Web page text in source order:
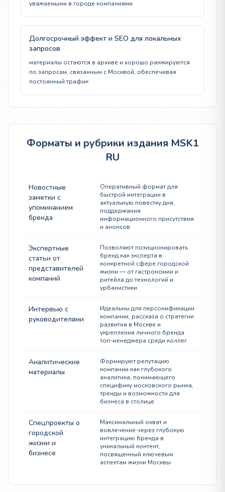
уважаемыми в городе компаниями
Долгосрочный эффект и SEO для локальных
запросов
материалы остаются в архиве и хорошо ранжируются
по запросам, связанным с Москвой, обеспечивая
постоянный трафик
Форматы и рубрики издания MSK1
RU
Новостные
заметки с
упоминанием
бренда
Оперативный формат для
быстрой интеграции в
актуальную повестку дня,
поддержания
информационного присутствия
и анонсов
Экспертные
статьи от
представителей
компаний
Позволяют позиционировать
бренд как эксперта в
конкретной сфере городской
жизни — от гастрономии и
ритейла до технологий и
урбанистики
Интервью с
руководителями
Идеальны для персонификации
компании, рассказа о стратегии
развития в Москве и
укрепления личного бренда
топ-менеджера среди коллег
Аналитические
материалы
Формируют репутацию
компании как глубокого
аналитика, понимающего
специфику московского рынка,
тренды и возможности для
бизнеса в столице
Спецпроекты о
городской
жизни и
бизнесе
Максимальный охват и
вовлечение через глубокую
интеграцию бренда в
уникальный контент,
посвященный ключевым
аспектам жизни Москвы